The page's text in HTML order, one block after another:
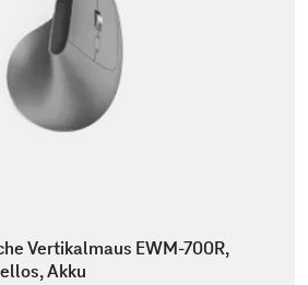
Vertikalmaus EWM-700R,
Akku